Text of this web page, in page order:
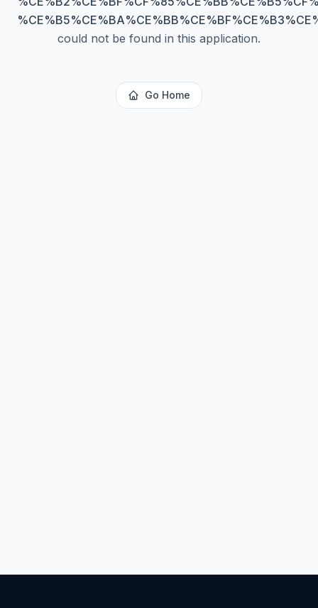
could not be found in this application.
Go Home